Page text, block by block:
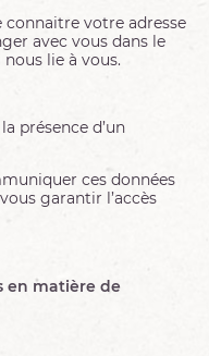
connaitre votre adresse
avec vous dans le
lie à vous.
présence d’un
ces données
garantir l’accès
en matière de